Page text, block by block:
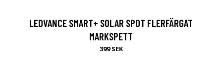
LEDVANCE SMART+ SOLAR SPOT FLERFÄRGAT
MARKSPETT
399 SEK